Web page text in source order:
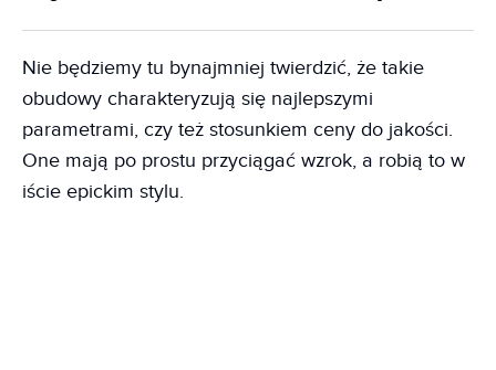
Nie będziemy tu bynajmniej twierdzić, że takie
obudowy charakteryzują się najlepszymi
parametrami, czy też stosunkiem ceny do jakości.
One mają po prostu przyciągać wzrok, a robią to w
iście epickim stylu.